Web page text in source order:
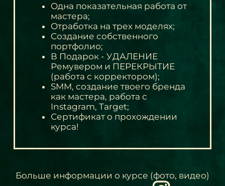
Oдна показательная работа от
мастера;
Oтработка на трех моделях;
Cоздание собственного
портфолио;
В Подарок - УДАЛЕНИЕ
Ремувером и ПЕРЕКРЫТИЕ
(работа с корректором);
SMM, создание твоего бренда
как мастера, работа с
Instagram, Target;
Сертификат о прохождении
курса!
Больше информации о курсе (фото, видео)